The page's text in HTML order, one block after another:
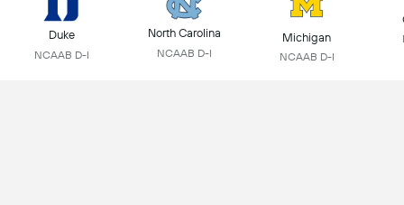
Duke
NCAAB D-I
North Carolina
NCAAB D-I
Michigan
NCAAB D-I